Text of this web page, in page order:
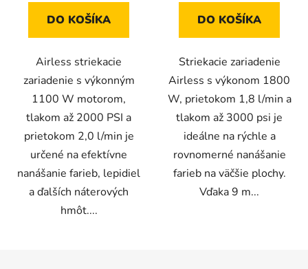
DO KOŠÍKA
Airless striekacie
zariadenie s výkonným
1100 W motorom,
tlakom až 2000 PSI a
prietokom 2,0 l/min je
určené na efektívne
nanášanie farieb, lepidiel
a ďalších náterových
hmôt....
DO KOŠÍKA
Striekacie zariadenie
Airless s výkonom 1800
W, prietokom 1,8 l/min a
tlakom až 3000 psi je
ideálne na rýchle a
rovnomerné nanášanie
farieb na väčšie plochy.
Vďaka 9 m...